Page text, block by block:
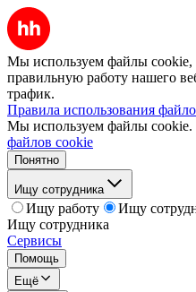
Мы используем файлы cookie,
правильную работу нашего
трафик.
Правила использования
Мы используем файлы cookie.
файлов cookie
Понятно
Ищу сотрудника
Ищу работу
Ищу
Ищу сотрудника
Сервисы
Помощь
Ещё